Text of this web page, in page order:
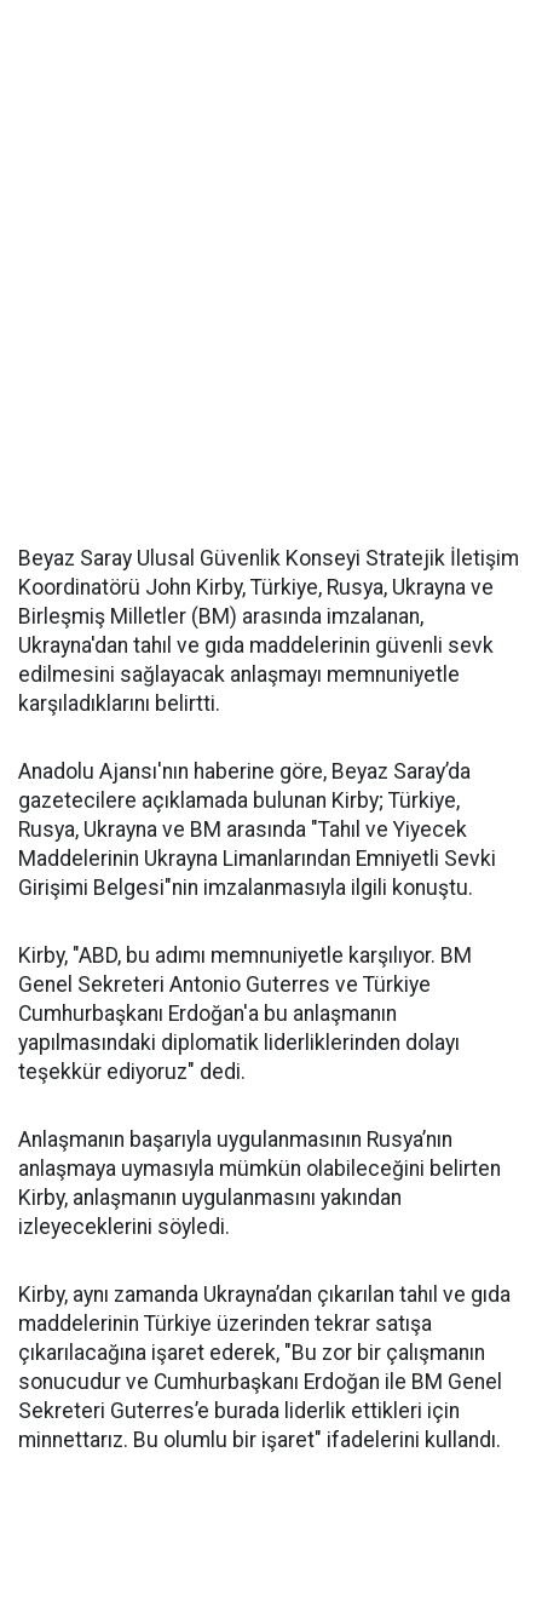
Beyaz Saray Ulusal Güvenlik Konseyi Stratejik İletişim
Koordinatörü John Kirby, Türkiye, Rusya, Ukrayna ve
Birleşmiş Milletler (BM) arasında imzalanan,
Ukrayna'dan tahıl ve gıda maddelerinin güvenli sevk
edilmesini sağlayacak anlaşmayı memnuniyetle
karşıladıklarını belirtti.
Anadolu Ajansı'nın haberine göre, Beyaz Saray’da
gazetecilere açıklamada bulunan Kirby; Türkiye,
Rusya, Ukrayna ve BM arasında "Tahıl ve Yiyecek
Maddelerinin Ukrayna Limanlarından Emniyetli Sevki
Girişimi Belgesi"nin imzalanmasıyla ilgili konuştu.
Kirby, "ABD, bu adımı memnuniyetle karşılıyor. BM
Genel Sekreteri Antonio Guterres ve Türkiye
Cumhurbaşkanı Erdoğan'a bu anlaşmanın
yapılmasındaki diplomatik liderliklerinden dolayı
teşekkür ediyoruz" dedi.
Anlaşmanın başarıyla uygulanmasının Rusya’nın
anlaşmaya uymasıyla mümkün olabileceğini belirten
Kirby, anlaşmanın uygulanmasını yakından
izleyeceklerini söyledi.
Kirby, aynı zamanda Ukrayna’dan çıkarılan tahıl ve gıda
maddelerinin Türkiye üzerinden tekrar satışa
çıkarılacağına işaret ederek, "Bu zor bir çalışmanın
sonucudur ve Cumhurbaşkanı Erdoğan ile BM Genel
Sekreteri Guterres’e burada liderlik ettikleri için
minnettarız. Bu olumlu bir işaret" ifadelerini kullandı.